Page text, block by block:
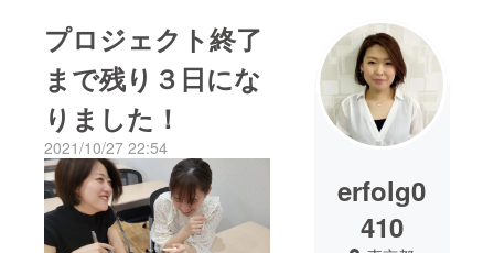
プロジェクト終了
まで残り３日にな
りました！
2021/10/27 22:54
erfolg0
410